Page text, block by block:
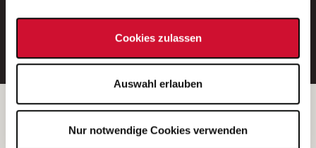
Cookies zulassen
Auswahl erlauben
Nur notwendige Cookies verwenden
E-Mail-Adresse eintragen
Betreiber der Webseite
Garitz Bewirtschaftungsbetriebe GmbH